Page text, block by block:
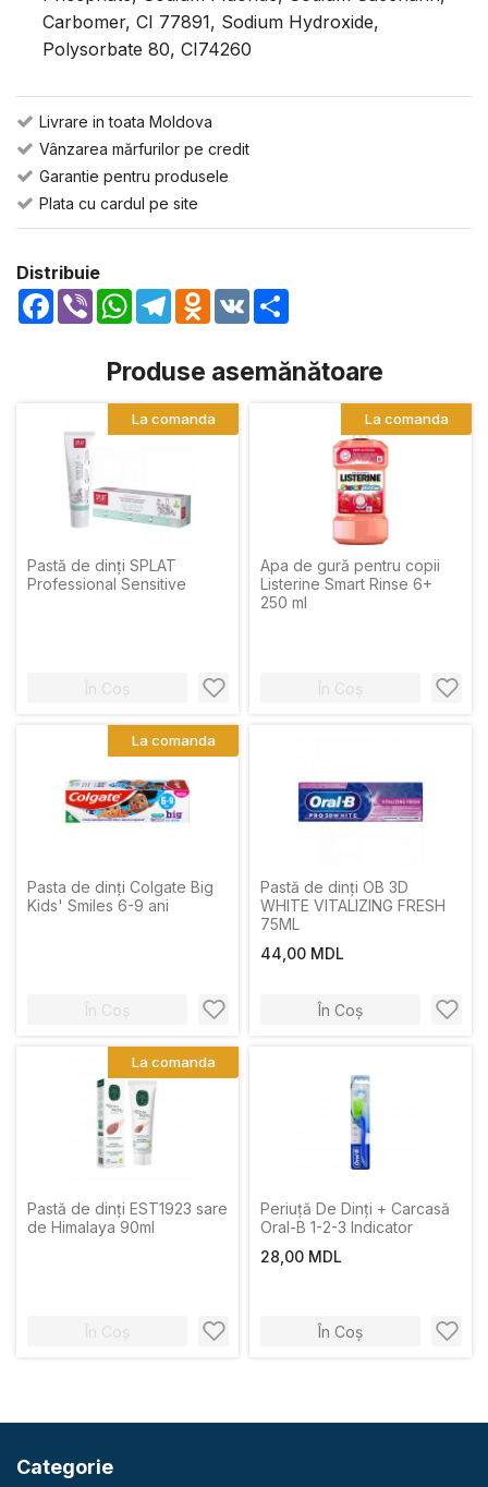
Carbomer, CI 77891, Sodium Hydroxide,
Polysorbate 80, CI74260
Livrare in toata Moldova
Vânzarea mărfurilor pe credit
Garantie pentru produsele
Plata cu cardul pe site
Distribuie
Facebook
Viber WhatsApp
TelegramOdnoklassniki
VK
Produse asemănătoare
Pastă de dinți SPLAT
Professional Sensitive
În Coș
La comanda
Apa de gură pentru copii
Listerine Smart Rinse 6+
250 ml
În Coș
La comanda
Pasta de dinți Colgate Big
Kids' Smiles 6-9 ani
În Coș
La comanda
Pastă de dinți OB 3D
WHITE VITALIZING FRESH
75ML
44,00 MDL
În Coș
Pastă de dinți EST1923 sare
de Himalaya 90ml
În Coș
La comanda
Periuță De Dinți + Carcasă
Oral-B 1-2-3 Indicator
28,00 MDL
În Coș
Categorie